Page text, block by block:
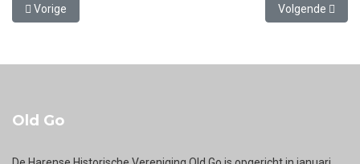
Vorig artikel: Verslag Open Monumentendag 2020
Vorige Volgende
Volgende
Old Go